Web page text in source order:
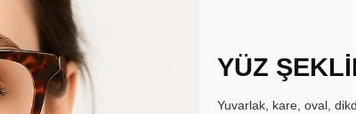
YÜZ
Yuvarlak, kare, oval,